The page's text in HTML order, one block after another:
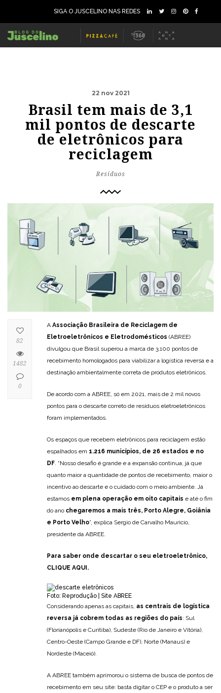
SIGA O JUSCELINO NAS REDES
22 nov 2021
Brasil tem mais de 3,1
mil pontos de descarte
de eletrônicos para
reciclagem
Resíduos
A Associação Brasileira de Reciclagem de
Eletroeletrônicos e Eletrodomésticos (ABREE)
divulgou que Brasil superou a marca de 3.100 pontos de
recebimento homologados para viabilizar a logística reversa e a
destinação ambientalmente correta de produtos eletrônicos.
De acordo com a ABREE, só em 2021, mais de 2 mil novos
pontos para o descarte correto de resíduos eletroeletrônicos
foram implementados.
Os espaços que recebem eletrônicos para reciclagem estão
espalhados em 1.216 municípios, de 26 estados e no
DF. “Nosso desafio é grande e a expansão continua, já que
quanto maior a quantidade de pontos de recebimento, maior o
incentivo ao descarte e o cuidado com o meio ambiente. Já
estamos em plena operação em oito capitais e até o fim
do ano chegaremos a mais três, Porto Alegre, Goiânia
e Porto Velho”, explica Sergio de Carvalho Mauricio,
presidente da ABREE.
Para saber onde descartar o seu eletroeletrônico,
CLIQUE AQUI .
Foto: Reprodução | Site ABREE
Considerando apenas as capitais, as centrais de logística
reversa já cobrem todas as regiões do país: Sul
(Florianópolis e Curitiba), Sudeste (Rio de Janeiro e Vitória),
Centro-Oeste (Campo Grande e DF), Norte (Manaus) e
Nordeste (Maceió).
A ABREE também aprimorou o sistema de busca de pontos de
recebimento em seu site: basta digitar o CEP e o produto a ser
82
1482
0